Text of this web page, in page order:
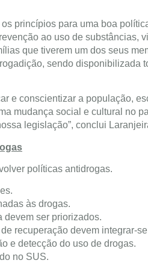
princípios para uma boa
ao uso de substâncias,
que tiverem um dos seus
sendo disponibilizada
e conscientizar a população,
mudança social e cultural no
legislação”, conclui
políticas antidrogas.
às drogas.
devem ser priorizados.
recuperação devem integrar-
e detecção do uso de drogas.
no SUS.